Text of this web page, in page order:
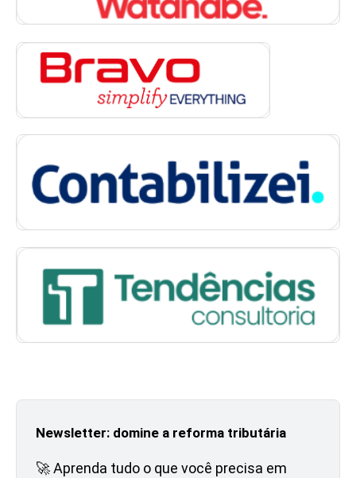
Newsletter: domine a reforma tributária
🚀 Aprenda tudo o que você precisa em